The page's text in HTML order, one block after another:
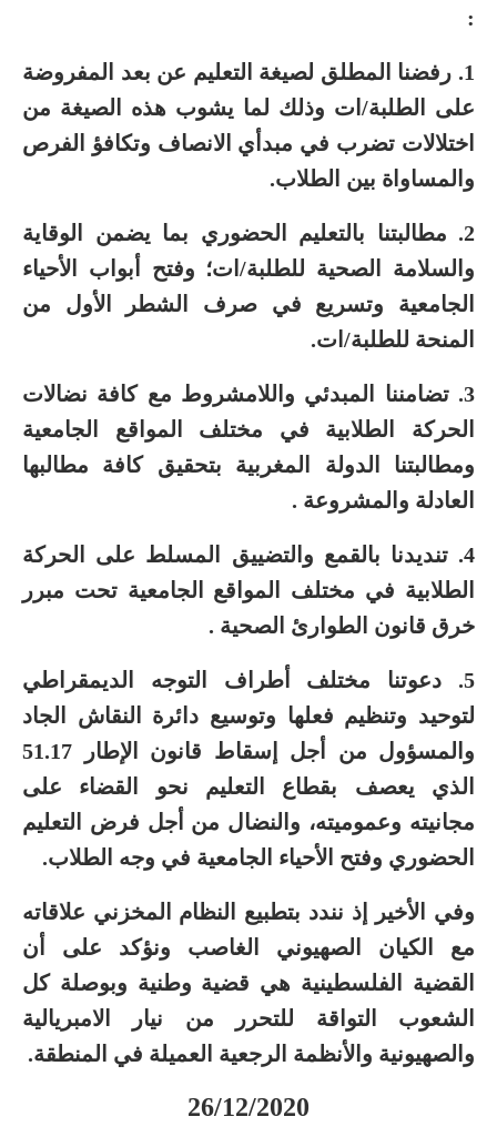
:
1. رفضنا المطلق لصيغة التعليم عن بعد المفروضة
على الطلبة/ات وذلك لما يشوب هذه الصيغة من
اختلالات تضرب في مبدأي الانصاف وتكافؤ الفرص
والمساواة بين الطلاب.
2. مطالبتنا بالتعليم الحضوري بما يضمن الوقاية
والسلامة الصحية للطلبة/ات؛ وفتح أبواب الأحياء
الجامعية وتسريع في صرف الشطر الأول من
المنحة للطلبة/ات.
3. تضامننا المبدئي واللامشروط مع كافة نضالات
الحركة الطلابية في مختلف المواقع الجامعية
ومطالبتنا الدولة المغربية بتحقيق كافة مطالبها
العادلة والمشروعة .
4. تنديدنا بالقمع والتضييق المسلط على الحركة
الطلابية في مختلف المواقع الجامعية تحت مبرر
خرق قانون الطوارئ الصحية .
5. دعوتنا مختلف أطراف التوجه الديمقراطي
لتوحيد وتنظيم فعلها وتوسيع دائرة النقاش الجاد
والمسؤول من أجل إسقاط قانون الإطار 51.17
الذي يعصف بقطاع التعليم نحو القضاء على
مجانيته وعموميته، والنضال من أجل فرض التعليم
الحضوري وفتح الأحياء الجامعية في وجه الطلاب.
وفي الأخير إذ نندد بتطبيع النظام المخزني علاقاته
مع الكيان الصهيوني الغاصب ونؤكد على أن
القضية الفلسطينية هي قضية وطنية وبوصلة كل
الشعوب التواقة للتحرر من نيار الامبريالية
والصهيونية والأنظمة الرجعية العميلة في المنطقة.
26/12/2020